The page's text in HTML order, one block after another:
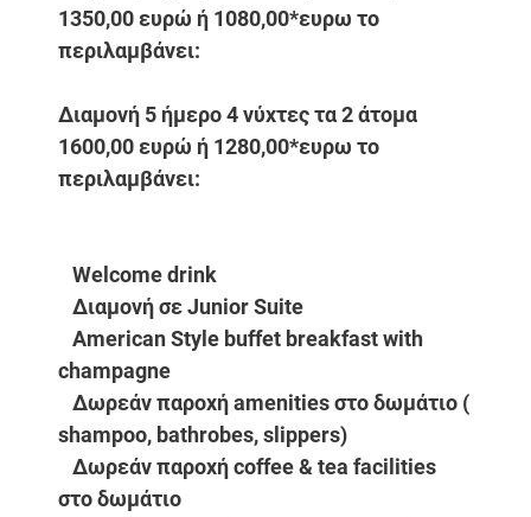
1350,00 ευρώ ή 1080,00*ευρω το
περιλαμβάνει:
Διαμονή 5 ήμερο 4 νύχτες τα 2 άτομα
1600,00 ευρώ ή 1280,00*ευρω το
περιλαμβάνει:
Welcome drink
Διαμονή σε Junior Suite
American Style buffet breakfast with
champagne
Δωρεάν παροχή amenities στο δωμάτιο (
shampoo, bathrobes, slippers)
Δωρεάν παροχή coffee & tea facilities
στο δωμάτιο